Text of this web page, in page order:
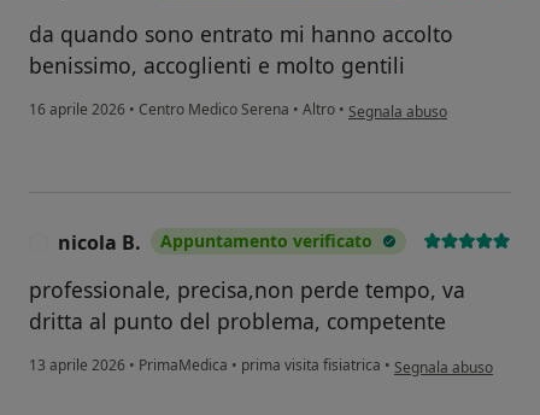
da quando sono entrato mi hanno accolto
benissimo, accoglienti e molto gentili
16 aprile 2026 • Centro Medico Serena • Altro • secondo l'opinione
Segnala abuso
nicola B. Appuntamento verificato
professionale, precisa,non perde tempo, va
dritta al punto del problema, competente
13 aprile 2026 • PrimaMedica • prima visita fisiatrica • secondo l'opinione
Segnala abuso